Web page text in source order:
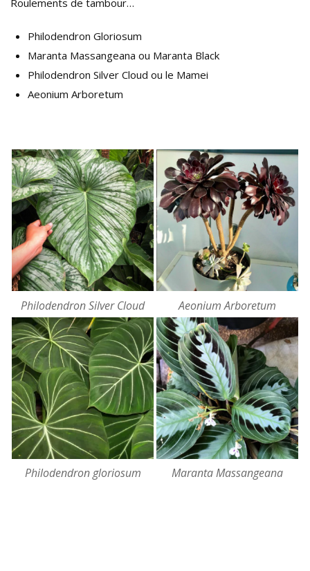
Philodendron Gloriosum
Maranta Massangeana ou Maranta Black
Philodendron Silver Cloud ou le Mamei
Aeonium Arboretum
Philodendron Silver Cloud Aeonium Arboretum
Philodendron gloriosum Maranta Massangeana